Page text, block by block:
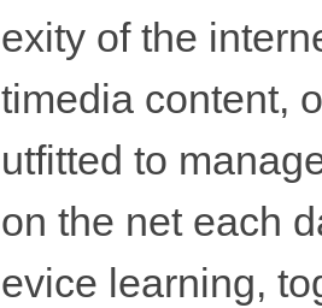
exity of the
timedia content,
utfitted to
on the net each
evice learning,